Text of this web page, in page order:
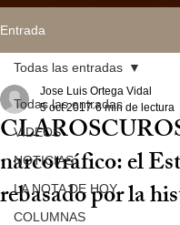
Entrada
Todas las entradas
VIDEOS
NOTICIAS
LA NOTA DE HOY
COLUMNAS
Todas las entradas
narcotráfico: el
rebasado por la
Jose Luis Ortega Vidal
5 oct 2017 6 min de lectura